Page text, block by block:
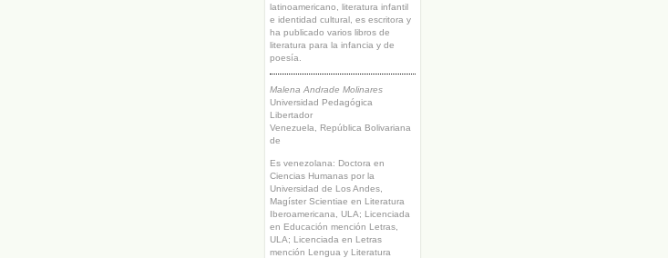
latinoamericano, literatura infantil
e identidad cultural, es escritora y
ha publicado varios libros de
literatura para la infancia y de
poesía.
Malena Andrade Molinares
Universidad Pedagógica
Libertador
Venezuela, República Bolivariana
de
Es venezolana: Doctora en
Ciencias Humanas por la
Universidad de Los Andes,
Magíster Scientiae en Literatura
Iberoamericana, ULA; Licenciada
en Educación mención Letras,
ULA; Licenciada en Letras
mención Lengua y Literatura